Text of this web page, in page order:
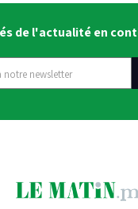
de l'actualité en